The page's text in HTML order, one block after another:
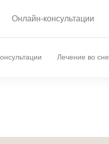
Онлайн-консультации
Лечение во сне